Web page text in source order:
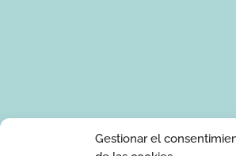
Gestionar el
Tus datos de carácter personal serán
para enviarte información sobre